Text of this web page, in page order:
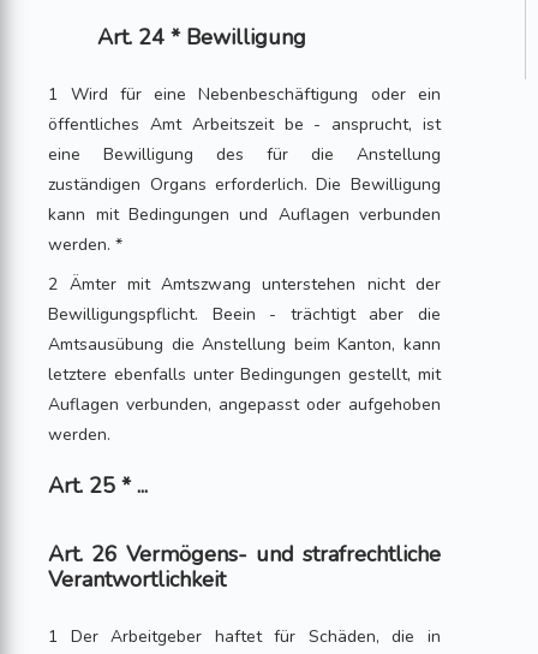
Art. 24 * Bewilligung
1 Wird für eine Nebenbeschäftigung oder ein
öffentliches Amt Arbeitszeit be - ansprucht, ist
eine Bewilligung des für die Anstellung
zuständigen Organs erforderlich. Die Bewilligung
kann mit Bedingungen und Auflagen verbunden
werden. *
2 Ämter mit Amtszwang unterstehen nicht der
Bewilligungspflicht. Beein - trächtigt aber die
Amtsausübung die Anstellung beim Kanton, kann
letztere ebenfalls unter Bedingungen gestellt, mit
Auflagen verbunden, angepasst oder aufgehoben
werden.
Art. 25 * ...
Art. 26 Vermögens- und strafrechtliche
Verantwortlichkeit
1 Der Arbeitgeber haftet für Schäden, die in